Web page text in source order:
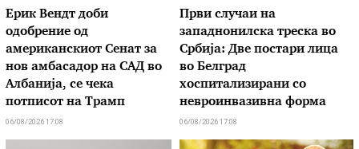
Ерик Вендт доби
одобрение од
американскиот Сенат за
нов амбасадор на САД во
Албанија, се чека
потписот на Трамп
06/08/2026 17:08
Први случаи на
западнонилска треска во
Србија: Две постари лица
во Белград
хоспитализирани со
невроинвазивна форма
06/08/2026 17:08